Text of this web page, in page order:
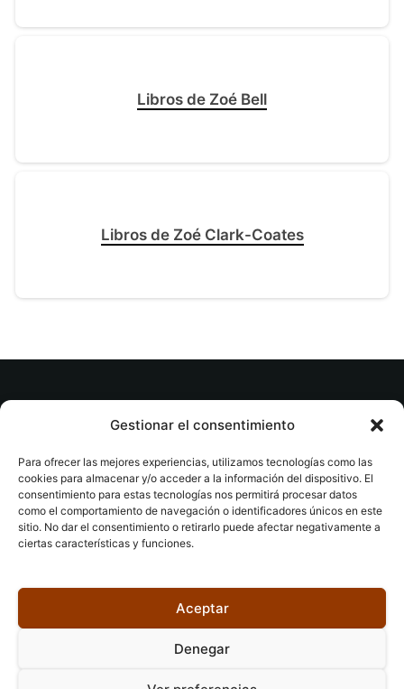
Gestionar el consentimiento
Para ofrecer las mejores experiencias, utilizamos tecnologías como las
cookies para almacenar y/o acceder a la información del dispositivo. El
consentimiento para estas tecnologías nos permitirá procesar datos
como el comportamiento de navegación o identificadores únicos en este
sitio. No dar el consentimiento o retirarlo puede afectar negativamente a
ciertas características y funciones.
Aceptar
Denegar
Libros de Zoé Bell
Libros de Zoé Clark-Coates
© tuslibrosvip.com · Todos los derechos
Aviso legal|Accesibilidad